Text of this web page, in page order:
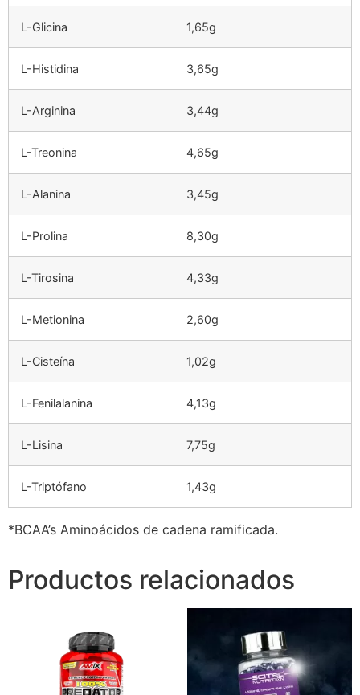
L-Glicina 1,65g
L-Histidina 3,65g
L-Arginina 3,44g
L-Treonina 4,65g
L-Alanina 3,45g
L-Prolina 8,30g
L-Tirosina 4,33g
L-Metionina 2,60g
L-Cisteína 1,02g
L-Fenilalanina 4,13g
L-Lisina 7,75g
L-Triptófano 1,43g
*BCAA’s Aminoácidos de cadena ramificada.
Productos relacionados